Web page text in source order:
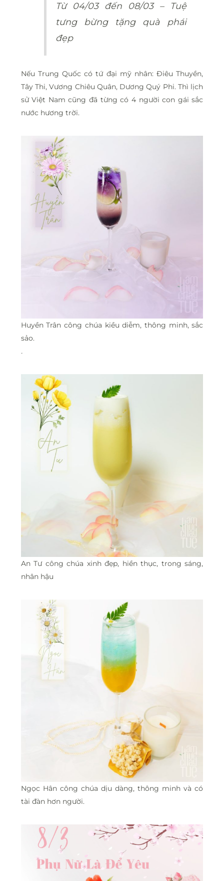
Từ 04/03 đến 08/03 – Tuệ
tưng bừng tặng quà phái
đẹp
Nếu Trung Quốc có tứ đại mỹ nhân: Điêu Thuyền,
Tây Thi, Vương Chiêu Quân, Dương Quý Phi. Thì lịch
sử Việt Nam cũng đã từng có 4 người con gái sắc
nước hương trời.
Huyền Trân công chúa kiều diễm, thông minh, sắc
sảo.
.
An Tư công chúa xinh đẹp, hiền thục, trong sáng,
nhân hậu
Ngọc Hân công chúa dịu dàng, thông minh và có
tài đàn hơn người.